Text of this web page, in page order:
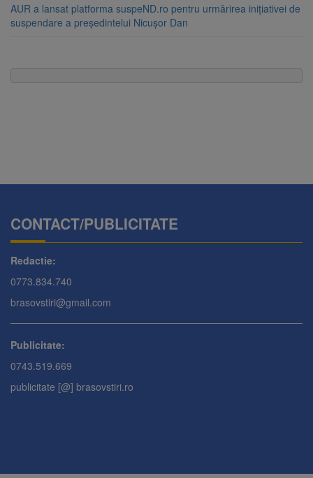
AUR a lansat platforma suspeND.ro pentru urmărirea inițiativei de
suspendare a președintelui Nicușor Dan
CONTACT/PUBLICITATE
Redactie:
0773.834.740
brasovstiri@gmail.com
Publicitate:
0743.519.669
publicitate [@] brasovstiri.ro